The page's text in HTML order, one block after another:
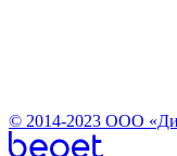
© 2014-2023 ООО